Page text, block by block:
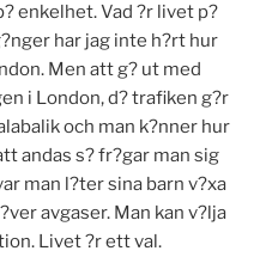
enkelhet. Vad ?r livet p?
har jag inte h?rt hur
Men att g? ut med
i London, d? trafiken g?r
och man k?nner hur
andas s? fr?gar man sig
man l?ter sina barn v?xa
avgaser. Man kan v?lja
Livet ?r ett val.